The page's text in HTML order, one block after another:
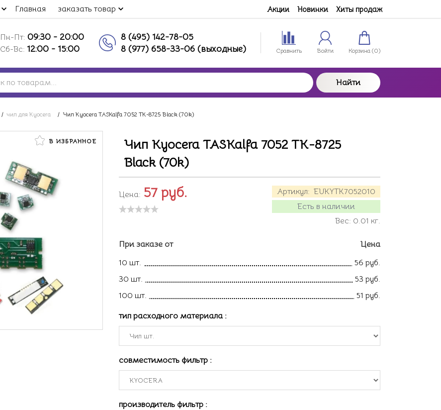
Главная заказать товар Акции Новинки Хиты продаж
Пн-Пт: 09:30 - 20:00
Сб-Вс: 12:00 - 15:00
8 (495) 142-78-05
8 (977) 658-33-06 (выходные)
Сравнить Войти Корзина (0)
Найти
/ чип для Kyocera / Чип Kyocera TASKalfa 7052 TK-8725 Black (70k)
В ИЗБРАННОЕ
Чип Kyocera TASKalfa 7052 TK-8725
Black (70k)
Артикул: EUKYTK7052010
Есть в наличии
Вес: 0.01 кг.
Цена: 57 руб.
При заказе от
Цена
10 шт.
56 руб.
30 шт.
53 руб.
100 шт.
51 руб.
тип расходного материала :
совместимость фильтр :
производитель фильтр :